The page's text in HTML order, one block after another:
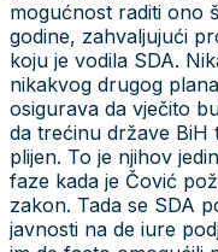
mogućnost raditi ono
godine, zahvaljujući
koju je vodila SDA.
nikakvog drugog
osigurava da vječito
da trećinu države
plijen. To je njihov
faze kada je Čović
zakon. Tada se SDA
javnosti na de iure